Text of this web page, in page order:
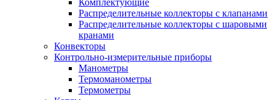
Комплектующие
Распределительные коллекторы с клапанами
Распределительные коллекторы с шаровыми
кранами
Конвекторы
Контрольно-измерительные приборы
Манометры
Термоманометры
Термометры